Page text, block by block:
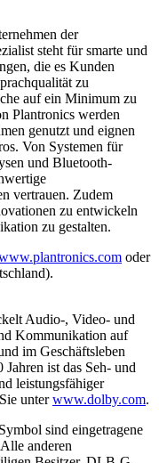
der
steht für smarte und
die es Kunden
zu
auf ein Minimum zu
Plantronics werden
genutzt und eignen
Von Systemen für
und Bluetooth-
vertrauen. Zudem
zu entwickeln
zu gestalten.
oder
Audio-, Video- und
Kommunikation auf
im Geschäftsleben
ist das Seh- und
leistungsfähiger
unterwww.dolby.com.
sind eingetragene
anderen